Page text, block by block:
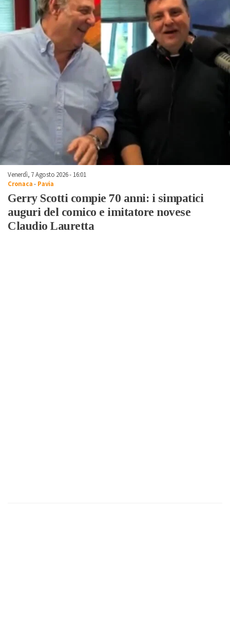
Venerdì, 7 Agosto 2026 - 16:01
Cronaca- Pavia
Gerry Scotti compie 70 anni: i simpatici
auguri del comico e imitatore novese
Claudio Lauretta